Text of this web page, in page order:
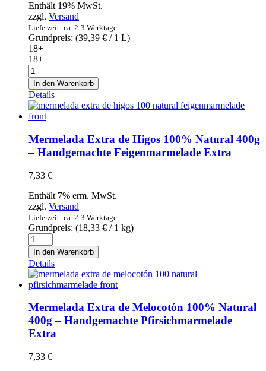
Gebäckmischung
Menge
Enthält 19% MwSt.
zzgl. Versand
Lieferzeit: ca. 2-3 Werktage
Grundpreis: (39,39 € / 1 L)
18+
18+
Melody
original
licor
-
Crema
Catalana
Menge
In den Warenkorb
Details
Mermelada Extra de Higos 100% Natural 400g
– Handgemachte Feigenmarmelade Extra
7,33 €
Enthält 7% erm. MwSt.
zzgl. Versand
Lieferzeit: ca. 2-3 Werktage
Grundpreis: (18,33 € / 1 kg)
Mermelada
Extra
de
Higos
100%
Natural
400g
-
Handgemachte
Feigenmarmelade
Menge
In den Warenkorb
Details
Mermelada Extra de Melocotón 100% Natural
400g – Handgemachte Pfirsichmarmelade
Extra
7,33 €